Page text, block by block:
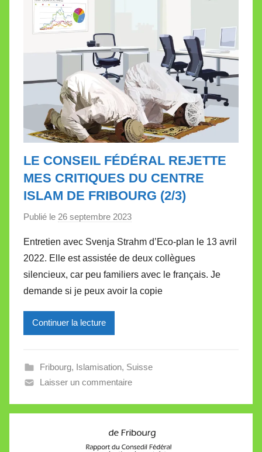
LE CONSEIL FÉDÉRAL REJETTE
MES CRITIQUES DU CENTRE
ISLAM DE FRIBOURG (2/3)
Publié le 26 septembre 2023
r
M
i
r
e
V
l
l
e
Entretien avec Svenja Strahm d’Eco-plan le 13 avril
2022. Elle est assistée de deux collègues
silencieux, car peu familiers avec le français. Je
demande si je peux avoir la copie
Continuer la lecture
Fribourg, Islamisation, Suisse
Laisser un commentaire